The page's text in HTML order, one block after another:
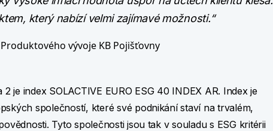
který nabízí velmi zajímavé možnosti.“
vývoje KB Pojišťovny
je index SOLACTIVE EURO ESG 40 INDEX AR. Index je
společností, které své podnikání staví na trvalém,
Tyto společnosti jsou tak v souladu s ESG kritérii